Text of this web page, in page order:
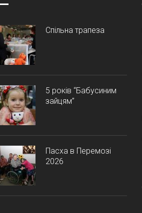
Спільна трапеза
5 років “Бабусиним
зайцям”
Пасха в Перемозі
2026